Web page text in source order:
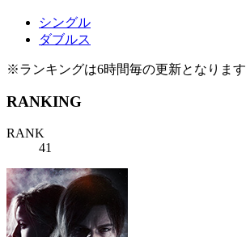
シングル
ダブルス
※ランキングは6時間毎の更新となります
RANKING
RANK
41